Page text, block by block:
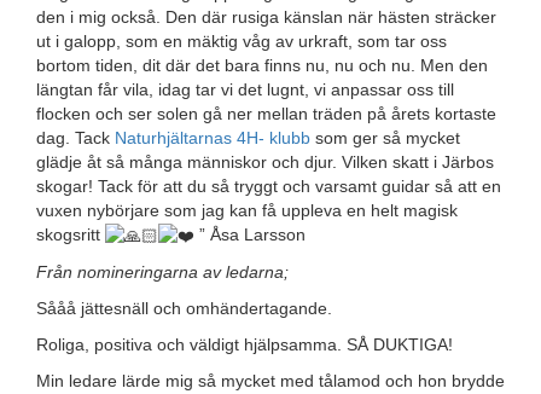
den i mig också. Den där rusiga känslan när hästen sträcker
ut i galopp, som en mäktig våg av urkraft, som tar oss
bortom tiden, dit där det bara finns nu, nu och nu. Men den
längtan får vila, idag tar vi det lugnt, vi anpassar oss till
flocken och ser solen gå ner mellan träden på årets kortaste
dag. Tack Naturhjältarnas 4H- klubb som ger så mycket
glädje åt så många människor och djur. Vilken skatt i Järbos
skogar! Tack för att du så tryggt och varsamt guidar så att en
vuxen nybörjare som jag kan få uppleva en helt magisk
skogsritt
” Åsa Larsson
Från nomineringarna av ledarna;
Sååå jättesnäll och omhändertagande.
Roliga, positiva och väldigt hjälpsamma. SÅ DUKTIGA!
Min ledare lärde mig så mycket med tålamod och hon brydde